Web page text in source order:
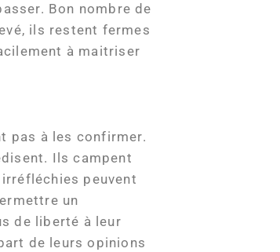
Bon nombre de
ils restent fermes
à maitriser
pas à les confirmer.
Ils campent
peuvent
un
de liberté à leur
de leurs opinions